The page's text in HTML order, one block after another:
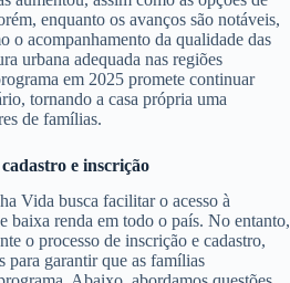
enquanto os avanços são notáveis,
o acompanhamento da qualidade das
urbana adequada nas regiões
em 2025 promete continuar
tornando a casa própria uma
de famílias.
e inscrição
Vida busca facilitar o acesso à
baixa renda em todo o país. No entanto,
o processo de inscrição e cadastro,
para garantir que as famílias